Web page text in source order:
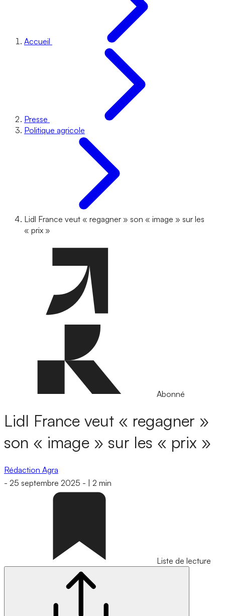
Accueil
Presse
Politique agricole
Lidl France veut « regagner » son « image » sur les
« prix »
Abonné
Lidl France veut « regagner »
son « image » sur les « prix »
Rédaction Agra
- 25 septembre 2025 - 2 min
Liste de lecture